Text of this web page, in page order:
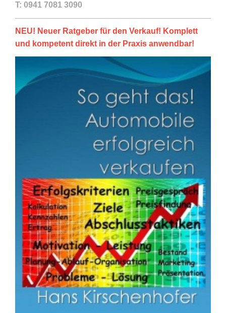
T: 0941 7081 3090
NEU! Neuer Ratgeber für den Verkauf! Komplett
und kompetent direkt in der Praxis anwendbar!